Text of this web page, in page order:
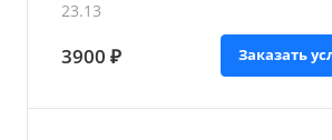
23.13
3900 ₽ Заказать